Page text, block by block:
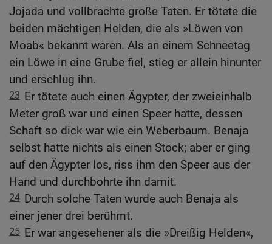
Jojada und vollbrachte große Taten. Er tötete die
beiden mächtigen Helden, die als »Löwen von
Moab« bekannt waren. Als an einem Schneetag
ein Löwe in eine Grube fiel, stieg er allein hinunter
und erschlug ihn.
23 Er tötete auch einen Ägypter, der zweieinhalb
Meter groß war und einen Speer hatte, dessen
Schaft so dick war wie ein Weberbaum. Benaja
selbst hatte nichts als einen Stock; aber er ging
auf den Ägypter los, riss ihm den Speer aus der
Hand und durchbohrte ihn damit.
24 Durch solche Taten wurde auch Benaja als
einer jener drei berühmt.
25 Er war angesehener als die »Dreißig Helden«,